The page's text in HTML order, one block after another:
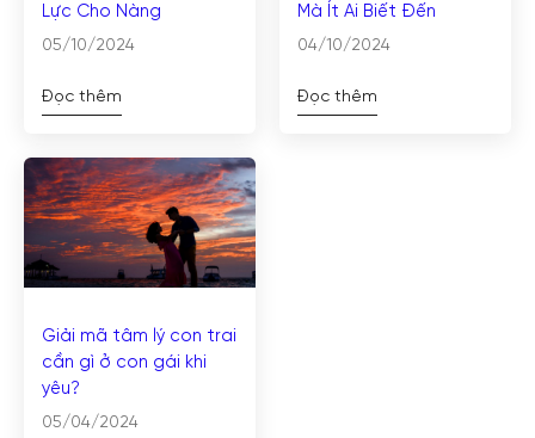
Lực Cho Nàng
05/10/2024
Đọc thêm
Mà Ít Ai Biết Đến
04/10/2024
Đọc thêm
Giải mã tâm lý con trai
cần gì ở con gái khi
yêu?
05/04/2024